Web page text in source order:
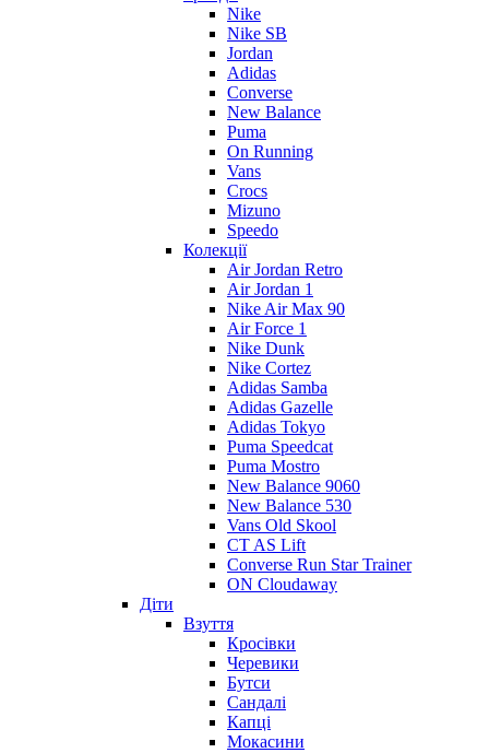
Nike
Nike SB
Jordan
Adidas
Converse
New Balance
Puma
On Running
Vans
Crocs
Mizuno
Speedo
Колекції
Air Jordan Retro
Air Jordan 1
Nike Air Max 90
Air Force 1
Nike Dunk
Nike Cortez
Adidas Samba
Adidas Gazelle
Adidas Tokyo
Puma Speedcat
Puma Mostro
New Balance 9060
New Balance 530
Vans Old Skool
CT AS Lift
Converse Run Star Trainer
ON Cloudaway
Діти
Взуття
Кросівки
Черевики
Бутси
Сандалі
Капці
Мокасини